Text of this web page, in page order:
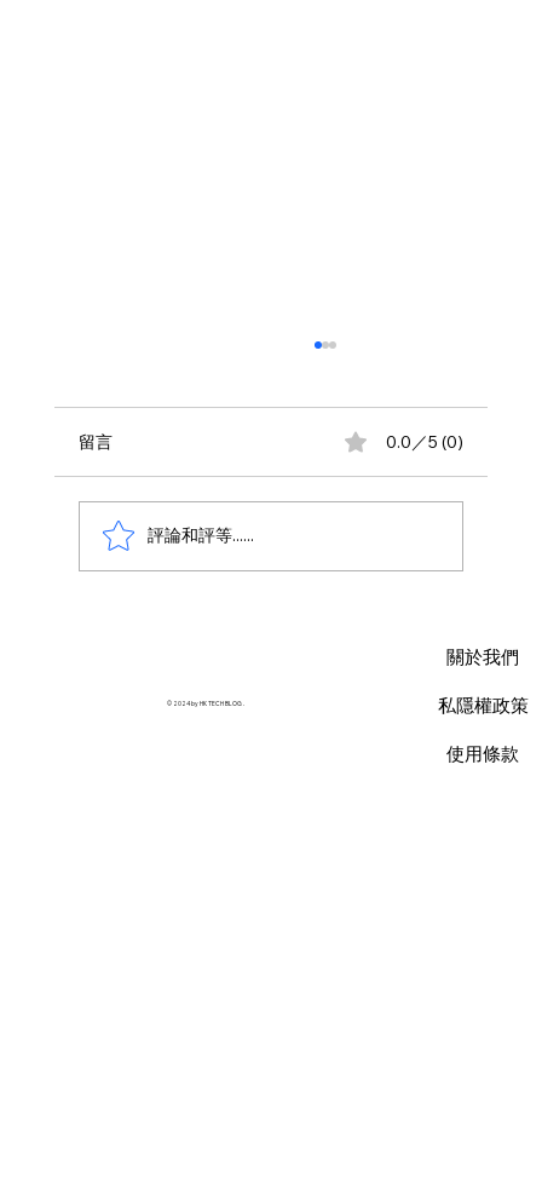
限制，用 Database Savings Plans 省下
留言 0.0／5 (0)
評論和評等......
© 2024 by HK TECH BLOG .
關於我們
私隱權政策
使用條款